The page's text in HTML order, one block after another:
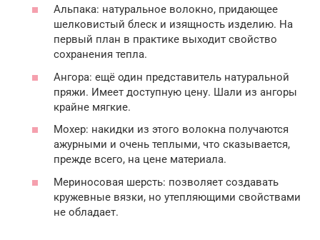
Альпака: натуральное волокно, придающее
шелковистый блеск и изящность изделию. На
первый план в практике выходит свойство
сохранения тепла.
Ангора: ещё один представитель натуральной
пряжи. Имеет доступную цену. Шали из ангоры
крайне мягкие.
Мохер: накидки из этого волокна получаются
ажурными и очень теплыми, что сказывается,
прежде всего, на цене материала.
Мериносовая шерсть: позволяет создавать
кружевные вязки, но утепляющими свойствами
не обладает.